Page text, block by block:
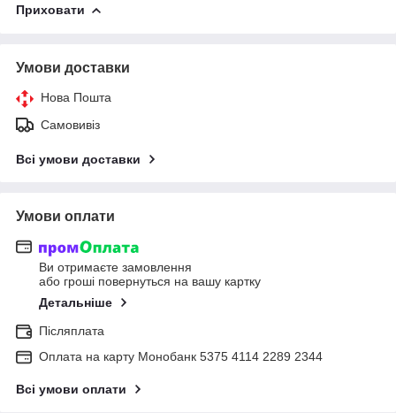
Приховати
Умови доставки
Нова Пошта
Самовивіз
Всі умови доставки
Умови оплати
Ви отримаєте замовлення
або гроші повернуться на вашу картку
Детальніше
Післяплата
Оплата на карту Монобанк 5375 4114 2289 2344
Всі умови оплати